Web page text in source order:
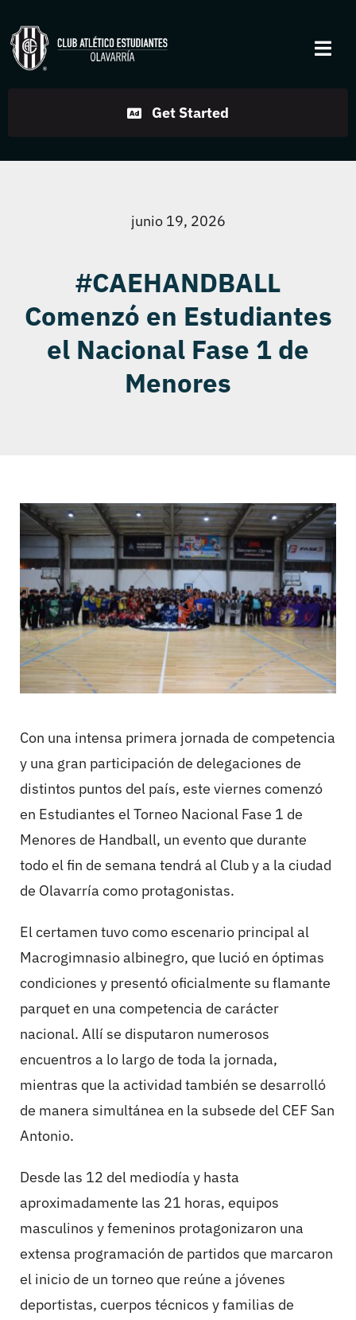
to
content
Disciplinas
Contacto
Get Started
junio 19, 2026
#CAEHANDBALL
Comenzó en Estudiantes
el Nacional Fase 1 de
Menores
Con una intensa primera jornada de competencia
y una gran participación de delegaciones de
distintos puntos del país, este viernes comenzó
en Estudiantes el Torneo Nacional Fase 1 de
Menores de Handball, un evento que durante
todo el fin de semana tendrá al Club y a la ciudad
de Olavarría como protagonistas.
El certamen tuvo como escenario principal al
Macrogimnasio albinegro, que lució en óptimas
condiciones y presentó oficialmente su flamante
parquet en una competencia de carácter
nacional. Allí se disputaron numerosos
encuentros a lo largo de toda la jornada,
mientras que la actividad también se desarrolló
de manera simultánea en la subsede del CEF San
Antonio.
Desde las 12 del mediodía y hasta
aproximadamente las 21 horas, equipos
masculinos y femeninos protagonizaron una
extensa programación de partidos que marcaron
el inicio de un torneo que reúne a jóvenes
deportistas, cuerpos técnicos y familias de